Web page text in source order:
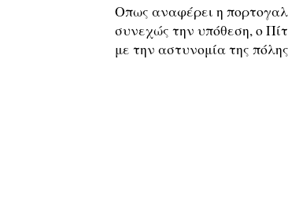
Οπως αναφέρει η
συνεχώς την υπόθεση, ο
με την αστυνομία της